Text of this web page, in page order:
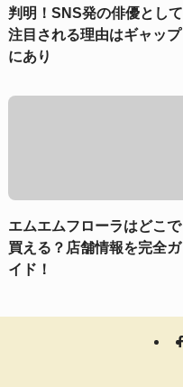
判明！SNS発の俳優として
注目される理由はギャップ
にあり
エムエムフローラはどこで
買える？店舗情報を完全ガ
イド！